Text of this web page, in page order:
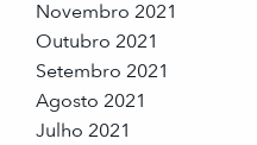
Novembro 2021
Outubro 2021
Setembro 2021
Agosto 2021
Julho 2021